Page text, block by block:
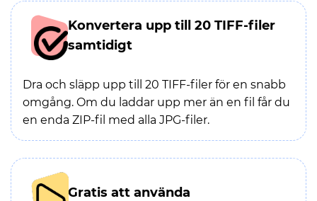
Konvertera upp till 20 TIFF-filer
samtidigt
Dra och släpp upp till 20 TIFF-filer för en snabb
omgång. Om du laddar upp mer än en fil får du
en enda ZIP-fil med alla JPG-filer.
Gratis att använda